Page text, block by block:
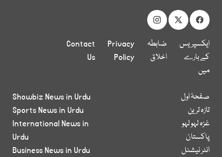
ایکسپریس
کے بارے
میں
ضابطہ
اخلاق
Privacy
Policy
Contact
Us
صفحۂ اول
تازہ ترین
غزہ لہو لہو
پاکستان
انٹر نیشنل
Showbiz News in Urdu
Sports News in Urdu
International News in
Urdu
Business News in Urdu